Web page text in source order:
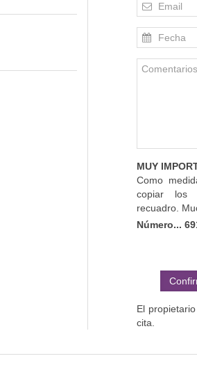
MUY
Como
copiar los
recuadro.
Número...
El
cita.